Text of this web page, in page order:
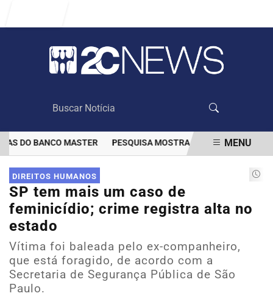
DO BANCO MASTER PESQUISA MOSTRA QUE VACINAÇÃO
EM ALTA
MENU
DIREITOS HUMANOS
SP tem mais um caso de
feminicídio; crime registra alta no
estado
Vítima foi baleada pelo ex-companheiro,
que está foragido, de acordo com a
Secretaria de Segurança Pública de São
Paulo.